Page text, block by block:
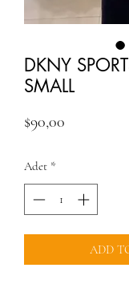
DKNY
SMALL
$90,00
Adet *
ADD